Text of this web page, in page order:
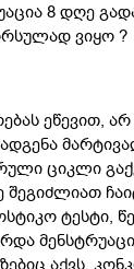
8 დღე
ვიყო ?
ეწევით,
ციკლი
შეგიძლიათ
ტესტი,